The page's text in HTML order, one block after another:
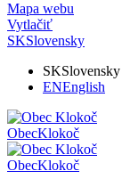
Mapa webu
Vytlačiť
SKSlovensky
SKSlovensky
ENEnglish
ObecKlokoč
ObecKlokoč